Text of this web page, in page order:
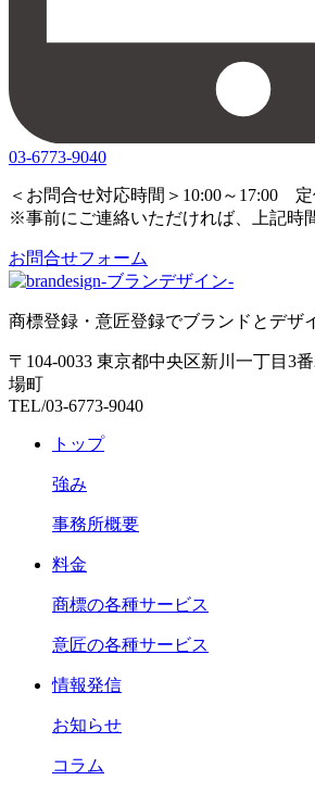
03-6773-9040
＜お問合せ対応時間＞10:00～17:00 定
※事前にご連絡いただければ、上記時
お問合せフォーム
商標登録・意匠登録でブランドとデザ
〒104-0033 東京都中央区新川一丁目3
場町
TEL/03-6773-9040
トップ
強み
事務所概要
料金
商標の各種サービス
意匠の各種サービス
情報発信
お知らせ
コラム